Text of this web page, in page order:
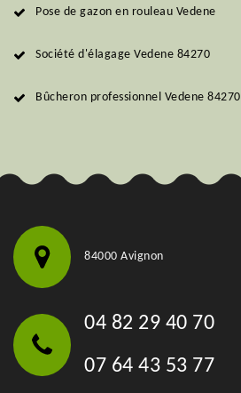
Pose de gazon en rouleau Vedene
Société d'élagage Vedene 84270
Bûcheron professionnel Vedene 84270
84000 Avignon
04 82 29 40 70
07 64 43 53 77